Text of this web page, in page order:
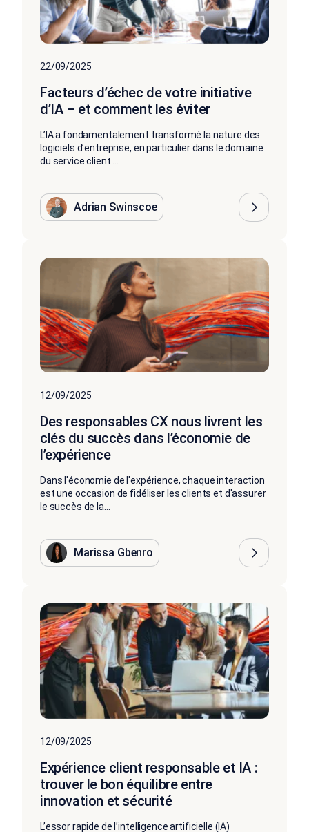
22/09/2025
Facteurs d’échec de votre initiative
d’IA – et comment les éviter
L’IA a fondamentalement transformé la nature des
logiciels d’entreprise, en particulier dans le domaine
du service client....
Adrian Swinscoe
12/09/2025
Des responsables CX nous livrent les
clés du succès dans l’économie de
l’expérience
Dans l'économie de l'expérience, chaque interaction
est une occasion de fidéliser les clients et d'assurer
le succès de la...
Marissa Gbenro
12/09/2025
Expérience client responsable et IA :
trouver le bon équilibre entre
innovation et sécurité
L’essor rapide de l’intelligence artificielle (IA)